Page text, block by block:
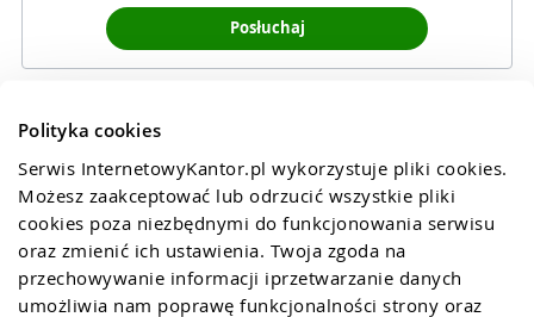
Polityka cookies
Serwis InternetowyKantor.pl wykorzystuje pliki cookies.
Możesz zaakceptować lub odrzucić wszystkie pliki
cookies poza niezbędnymi do funkcjonowania serwisu
oraz zmienić ich ustawienia. Twoja zgoda na
przechowywanie informacji iprzetwarzanie danych
umożliwia nam poprawę funkcjonalności strony oraz
Posłuchaj